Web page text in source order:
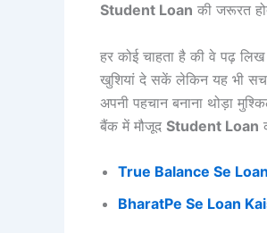
Student Loan की जरूरत
हर कोई चाहता है की वे पढ़
खुशियां दे सकें लेकिन यह भी
अपनी पहचान बनाना थोड़ा
बैंक में मौजूद Student Loan
True Balance Se
BharatPe Se Loan